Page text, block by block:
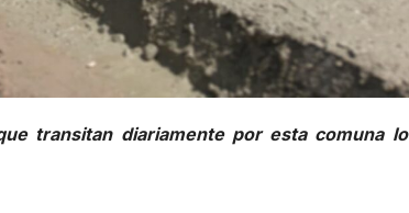
transitan diariamente por esta comuna lo